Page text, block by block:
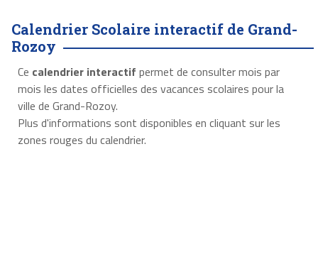
Calendrier Scolaire interactif de Grand-
Rozoy
Ce calendrier interactif permet de consulter mois par
mois les dates officielles des vacances scolaires pour la
ville de Grand-Rozoy.
Plus d'informations sont disponibles en cliquant sur les
zones rouges du calendrier.